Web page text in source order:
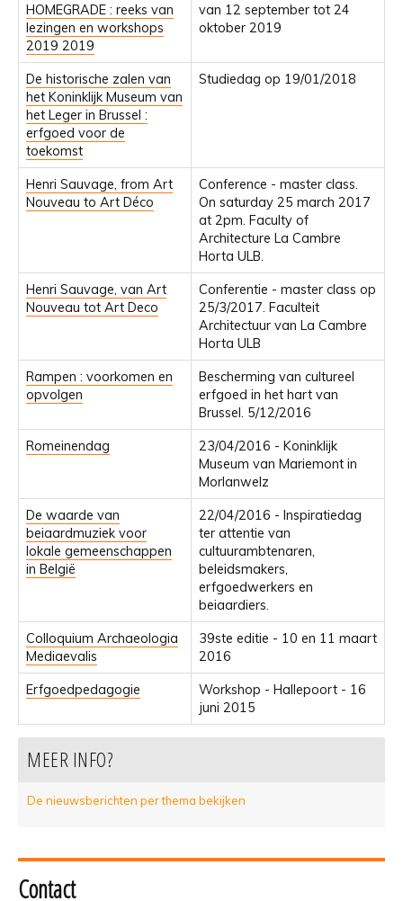
HOMEGRADE : reeks van
lezingen en workshops
2019 2019
van 12 september tot 24
oktober 2019
De historische zalen van
het Koninklijk Museum van
het Leger in Brussel :
erfgoed voor de
toekomst
Studiedag op 19/01/2018
Henri Sauvage, from Art
Nouveau to Art Déco
Conference - master class.
On saturday 25 march 2017
at 2pm. Faculty of
Architecture La Cambre
Horta ULB.
Henri Sauvage, van Art
Nouveau tot Art Deco
Conferentie - master class op
25/3/2017. Faculteit
Architectuur van La Cambre
Horta ULB
Rampen : voorkomen en
opvolgen
Bescherming van cultureel
erfgoed in het hart van
Brussel. 5/12/2016
Romeinendag
23/04/2016 - Koninklijk
Museum van Mariemont in
Morlanwelz
De waarde van
beiaardmuziek voor
lokale gemeenschappen
in België
22/04/2016 - Inspiratiedag
ter attentie van
cultuurambtenaren,
beleidsmakers,
erfgoedwerkers en
beiaardiers.
Colloquium Archaeologia
Mediaevalis
39ste editie - 10 en 11 maart
2016
Erfgoedpedagogie
Workshop - Hallepoort - 16
juni 2015
MEER INFO?
De nieuwsberichten per thema bekijken
Contact